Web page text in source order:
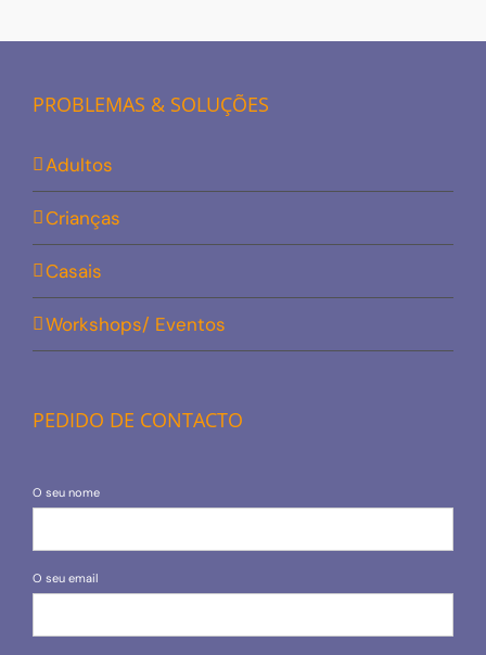
PROBLEMAS & SOLUÇÕES
Adultos
Crianças
Casais
Workshops/ Eventos
PEDIDO DE CONTACTO
O seu nome
O seu email